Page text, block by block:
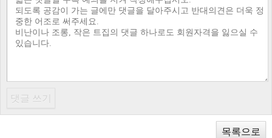
목록으로